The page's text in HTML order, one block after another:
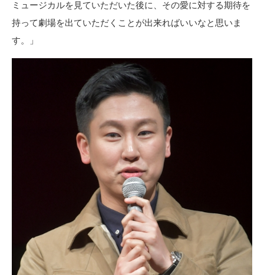
ミュージカルを見ていただいた後に、その愛に対する期待を
持って劇場を出ていただくことが出来ればいいなと思いま
す。」